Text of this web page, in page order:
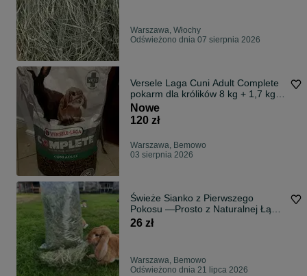
Warszawa, Włochy
Odświeżono dnia 07 sierpnia 2026
Versele Laga Cuni Adult Complete
pokarm dla królików 8 kg + 1,7 kg =
9,7 kg
Nowe
120 zł
Warszawa, Bemowo
03 sierpnia 2026
Świeże Sianko z Pierwszego
Pokosu —Prosto z Naturalnej Łąki!
5KG
26 zł
Warszawa, Bemowo
Odświeżono dnia 21 lipca 2026